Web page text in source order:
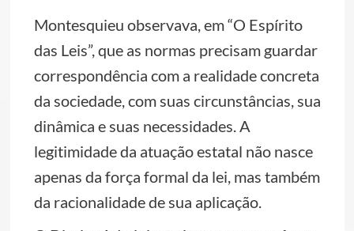
Montesquieu observava, em “O Espírito
das Leis”, que as normas precisam guardar
correspondência com a realidade concreta
da sociedade, com suas circunstâncias, sua
dinâmica e suas necessidades. A
legitimidade da atuação estatal não nasce
apenas da força formal da lei, mas também
da racionalidade de sua aplicação.